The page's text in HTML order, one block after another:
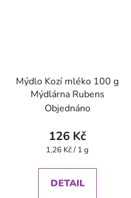
Mýdlo Kozí mléko 100 g
Mýdlárna Rubens
Objednáno
126 Kč
Měrná
1,26 Kč / 1 g
DETAIL